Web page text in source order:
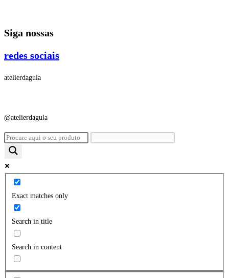
o
Siga nossas
redes sociais
atelierdagula
@atelierdagula
Exact matches only
Search in title
Search in content